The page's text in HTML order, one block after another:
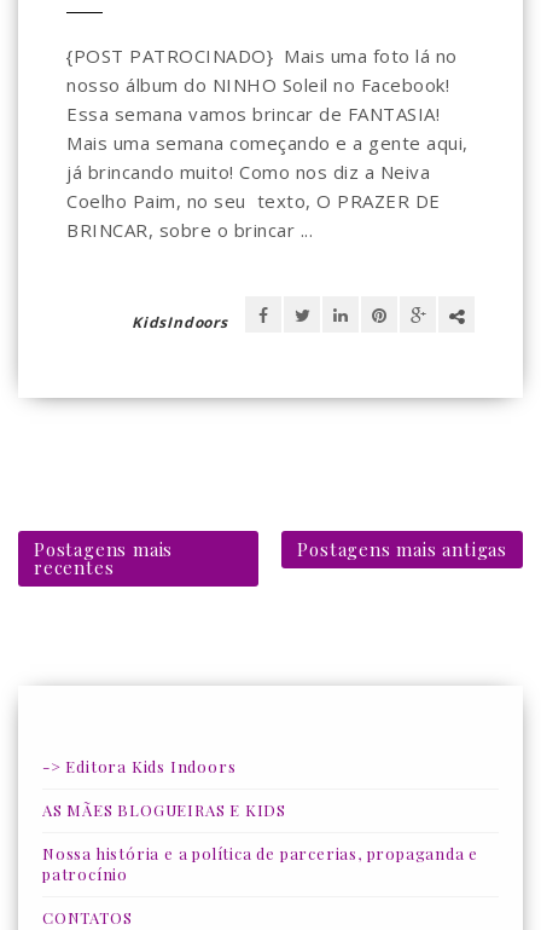
{POST PATROCINADO} Mais uma foto lá no
nosso álbum do NINHO Soleil no Facebook!
Essa semana vamos brincar de FANTASIA!
Mais uma semana começando e a gente aqui,
já brincando muito! Como nos diz a Neiva
Coelho Paim, no seu texto, O PRAZER DE
BRINCAR, sobre o brincar ...
KidsIndoors
Postagens mais
recentes
Postagens mais antigas
-> Editora Kids Indoors
AS MÃES BLOGUEIRAS E KIDS
Nossa história e a política de parcerias, propaganda e
patrocínio
CONTATOS